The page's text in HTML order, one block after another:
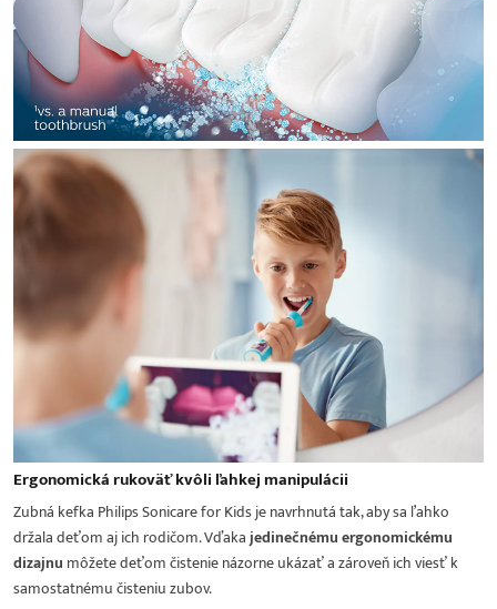
Ergonomická rukoväť kvôli ľahkej manipulácii
Zubná kefka Philips Sonicare for Kids je navrhnutá tak, aby sa ľahko
držala deťom aj ich rodičom. Vďakajedinečnému ergonomickému
dizajnu môžete deťom čistenie názorne ukázať a zároveň ich viesť k
samostatnému čisteniu zubov.